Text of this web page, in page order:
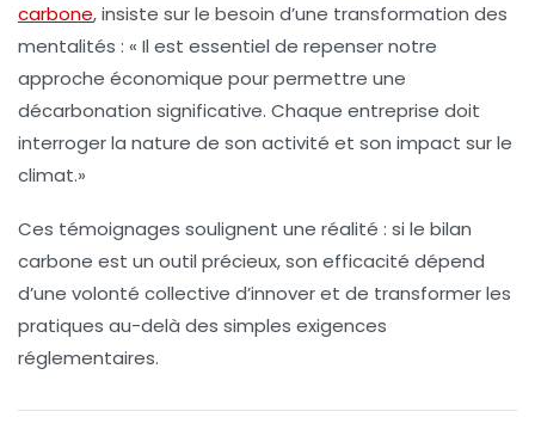
carbone, insiste sur le besoin d’une transformation des
mentalités : « Il est essentiel de repenser notre
approche économique pour permettre une
décarbonation significative. Chaque entreprise doit
interroger la nature de son activité et son impact sur le
climat.»
Ces témoignages soulignent une réalité : si le bilan
carbone est un outil précieux, son efficacité dépend
d’une volonté collective d’innover et de transformer les
pratiques au-delà des simples exigences
réglementaires.